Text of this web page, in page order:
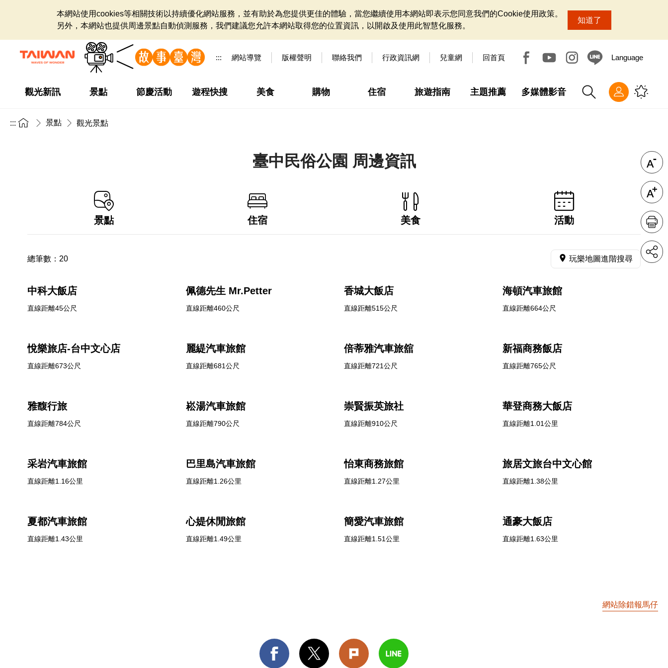
本網站使用cookies等相關技術以持續優化網站服務，並有助於為您提供更佳的體驗，當您繼續使用本網站即表示您同意我們的Cookie使用政策。
另外，本網站也提供周邊景點自動偵測服務，我們建議您允許本網站取得您的位置資訊，以開啟及使用此智慧化服務。
知道了
::: 網站導覽 版權聲明 聯絡我們 行政資訊網 兒童網 回首頁 Language
觀光新訊 景點 節慶活動 遊程快搜 美食 購物 住宿 旅遊指南 主題推薦 多媒體影音
::: 景點 觀光景點
臺中民俗公園 周邊資訊
景點 住宿 美食 活動
總筆數： 20 玩樂地圖進階搜尋
中科大飯店
直線距離45公尺
佩德先生 Mr.Petter
直線距離460公尺
香城大飯店
直線距離515公尺
海頓汽車旅館
直線距離664公尺
悅樂旅店-台中文心店
直線距離673公尺
麗緹汽車旅館
直線距離681公尺
倍蒂雅汽車旅舘
直線距離721公尺
新福商務飯店
直線距離765公尺
雅馥行旅
直線距離784公尺
崧湯汽車旅館
直線距離790公尺
崇賢振英旅社
直線距離910公尺
華登商務大飯店
直線距離1.01公里
采岩汽車旅館
直線距離1.16公里
巴里島汽車旅館
直線距離1.26公里
怡東商務旅館
直線距離1.27公里
旅居文旅台中文心館
直線距離1.38公里
夏都汽車旅館
直線距離1.43公里
心媞休閒旅館
直線距離1.49公里
簡愛汽車旅館
直線距離1.51公里
通豪大飯店
直線距離1.63公里
網站除錯報馬仔